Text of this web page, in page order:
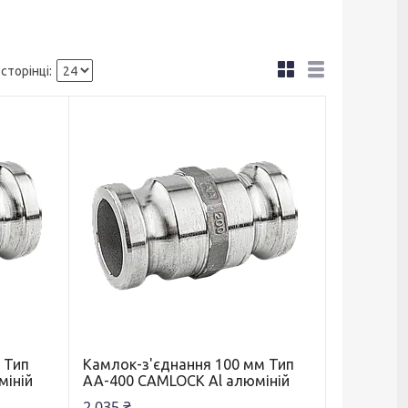
Камлок-з'єднання 100 мм Тип
АА-400 CAMLOCK Al алюміній